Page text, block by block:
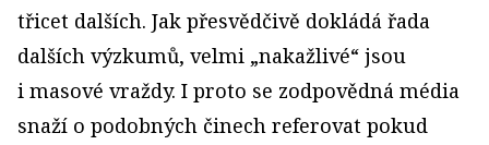
třicet dalších. Jak přesvědčivě dokládá řada
dalších výzkumů, velmi „nakažlivé“ jsou
i masové vraždy. I proto se zodpovědná média
snaží o podobných činech referovat pokud